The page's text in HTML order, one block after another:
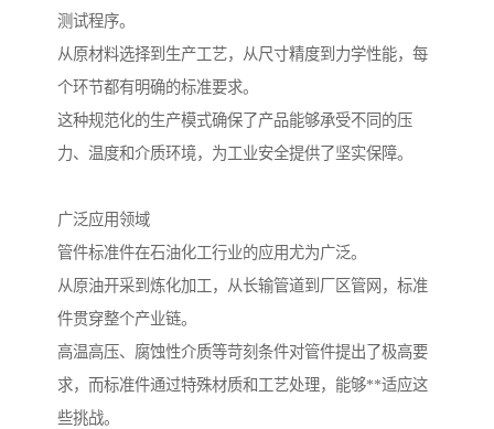
测试程序。
从原材料选择到生产工艺，从尺寸精度到力学性能，每
个环节都有明确的标准要求。
这种规范化的生产模式确保了产品能够承受不同的压
力、温度和介质环境，为工业安全提供了坚实保障。
广泛应用领域
管件标准件在石油化工行业的应用尤为广泛。
从原油开采到炼化加工，从长输管道到厂区管网，标准
件贯穿整个产业链。
高温高压、腐蚀性介质等苛刻条件对管件提出了极高要
求，而标准件通过特殊材质和工艺处理，能够**适应这
些挑战。